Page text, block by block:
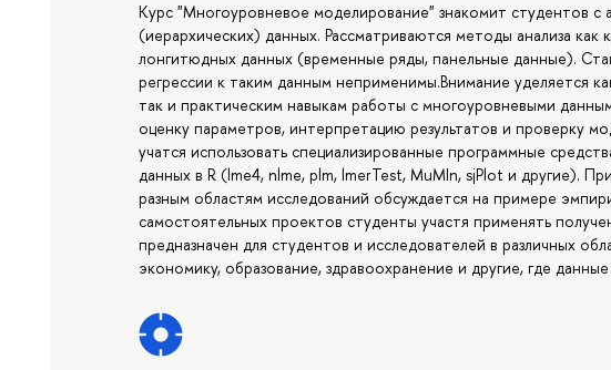
Курс "Многоуровневое моделирование" знакомит студентов с
(иерархических) данных. Рассматриваются методы анализа как
лонгитюдных данных (временные ряды, панельные данные).
регрессии к таким данным неприменимы.Внимание уделяется
так и практическим навыкам работы с многоуровневыми
оценку параметров, интерпретацию результатов и проверку
учатся использовать специализированные программные
данных в R (lme4, nlme, plm, lmerTest, MuMIn, sjPlot и другие).
разным областям исследований обсуждается на примере
самостоятельных проектов студенты участя применять
предназначен для студентов и исследователей в различных
экономику, образование, здравоохранение и другие, где